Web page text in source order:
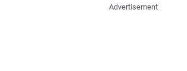
Advertisement